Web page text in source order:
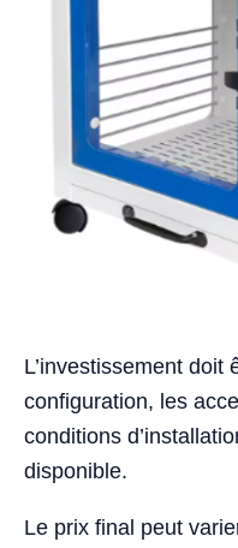
L’investissement doit
configuration, les
conditions
disponible.
Le prix final peut